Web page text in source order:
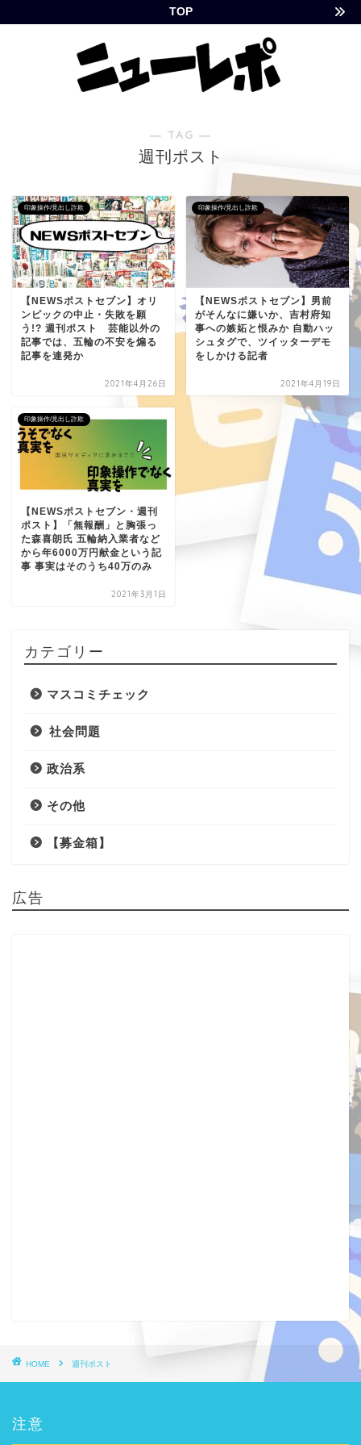
TOP
― TAG ―
週刊ポスト
印象操作/見出し詐欺
【NEWSポストセブン】オリ
ンピックの中止・失敗を願
う!? 週刊ポスト 芸能以外の
記事では、五輪の不安を煽る
記事を連発か
2021年4月26日
印象操作/見出し詐欺
【NEWSポストセブン】男前
がそんなに嫌いか、吉村府知
事への嫉妬と恨みか 自動ハッ
シュタグで、ツイッターデモ
をしかける記者
2021年4月19日
印象操作/見出し詐欺
【NEWSポストセブン・週刊
ポスト】「無報酬」と胸張っ
た森喜朗氏 五輪納入業者など
から年6000万円献金という記
事 事実はそのうち40万のみ
2021年3月1日
カテゴリー
マスコミチェック
社会問題
政治系
その他
【募金箱】
広告
HOME 週刊ポスト
注意